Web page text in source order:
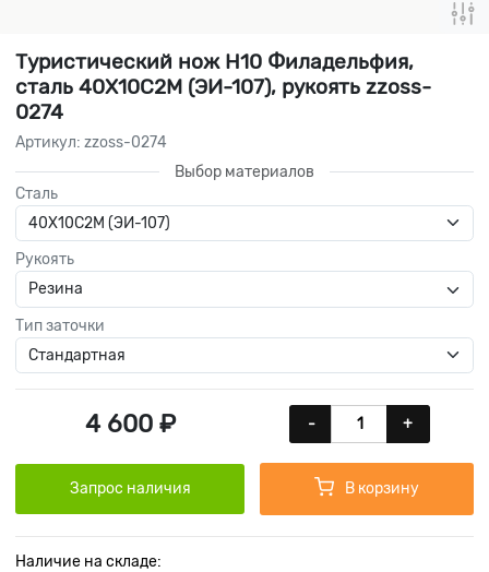
Туристический нож Н10 Филадельфия,
сталь 40Х10С2М (ЭИ-107), рукоять zzoss-
0274
Артикул: zzoss-0274
Выбор материалов
Сталь
Рукоять
Тип заточки
4 600 ₽ - +
Запрос наличия В корзину
Наличие на складе: